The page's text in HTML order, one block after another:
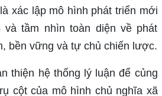
xác lập mô hình phát triển mới
và tầm nhìn toàn diện về phát
bền vững và tự chủ chiến lược.
thiện hệ thống lý luận để củng
cột của mô hình chủ nghĩa xã